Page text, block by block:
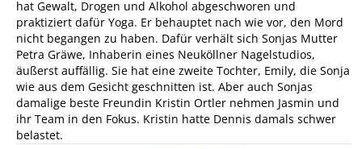
hat Gewalt, Drogen und Alkohol abgeschworen und
praktiziert dafür Yoga. Er behauptet nach wie vor, den Mord
nicht begangen zu haben. Dafür verhält sich Sonjas Mutter
Petra Gräwe, Inhaberin eines Neuköllner Nagelstudios,
äußerst auffällig. Sie hat eine zweite Tochter, Emily, die Sonja
wie aus dem Gesicht geschnitten ist. Aber auch Sonjas
damalige beste Freundin Kristin Ortler nehmen Jasmin und
ihr Team in den Fokus. Kristin hatte Dennis damals schwer
belastet.